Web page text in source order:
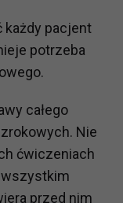
każdy pacjent
potrzeba
całego
Nie
ćwiczeniach
wszystkim
przed nim